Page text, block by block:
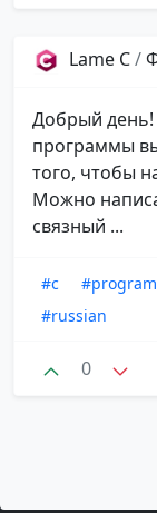
Lame C/
Добрый день!
программы
того, чтобы
Можно
связный ...
#c
#russian
0